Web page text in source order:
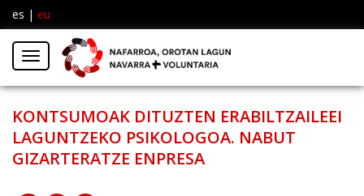
es | eu
Menú
KONTSUMOAK DITUZTEN ERABILTZAILEEI
LAGUNTZEKO PSIKOLOGOA. NABUT
GIZARTERATZE ENPRESA